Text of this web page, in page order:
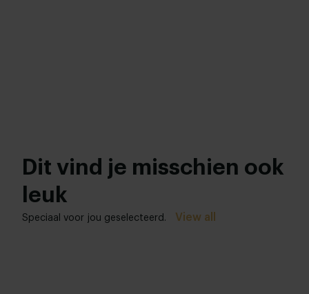
Dit vind je misschien ook
leuk
Speciaal voor jou geselecteerd. View all